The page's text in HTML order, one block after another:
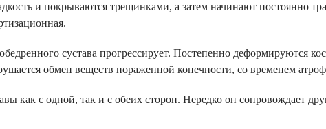
и покрываются трещинками, а затем начинают постоянно
сустава прогрессирует. Постепенно деформируются
обмен веществ пораженной конечности, со временем
как с одной, так и с обеих сторон. Нередко он сопровождает